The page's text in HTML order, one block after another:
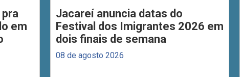
em
Jacareí anuncia datas do
Festival dos Imigrantes 2026 em
dois finais de semana
08 de agosto 2026